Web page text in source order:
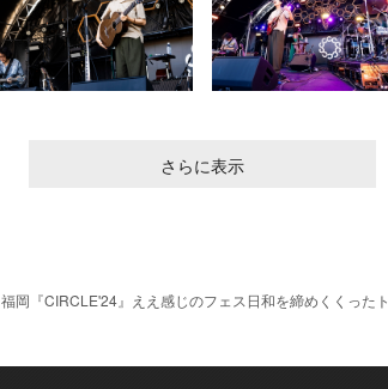
さらに表示
福岡『CIRCLE'24』ええ感じのフェス日和を締めくくった